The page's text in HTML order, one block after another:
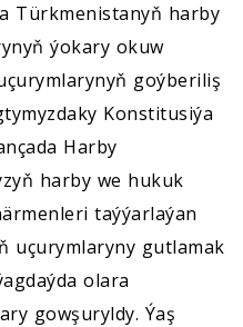
Türkmenistanyň harby
ýokary okuw
goýberiliş
Konstitusiýa
Harby
harby we hukuk
taýýarlaýan
uçurymlaryny gutlamak
olara
gowşuryldy. Ýaş